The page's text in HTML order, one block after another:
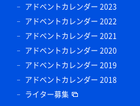
アドベントカレンダー 2023
アドベントカレンダー 2022
アドベントカレンダー 2021
アドベントカレンダー 2020
アドベントカレンダー 2019
アドベントカレンダー 2018
ライター募集